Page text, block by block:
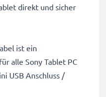
direkt und sicher
ist ein
alle Sony Tablet PC
USB Anschluss /